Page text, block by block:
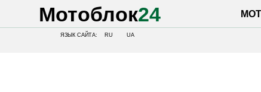
Мотоблок24
ЯЗЫК САЙТА: